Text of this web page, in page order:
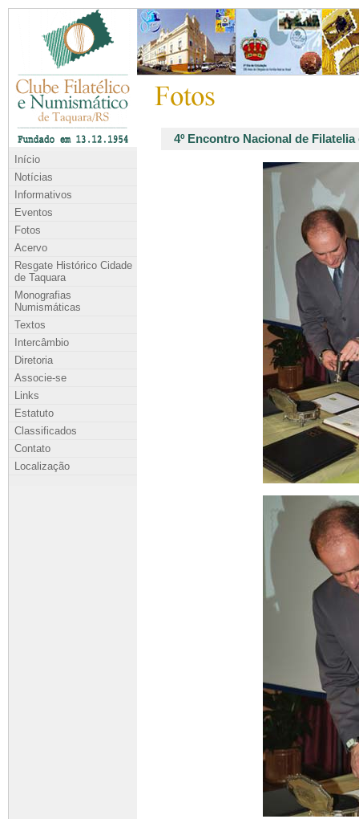
Início
Notícias
Informativos
Eventos
Fotos
Acervo
Resgate Histórico Cidade
de Taquara
Monografias
Numismáticas
Textos
Intercâmbio
Diretoria
Associe-se
Links
Estatuto
Classificados
Contato
Localização
4º Encontro Nacional de Filatelia